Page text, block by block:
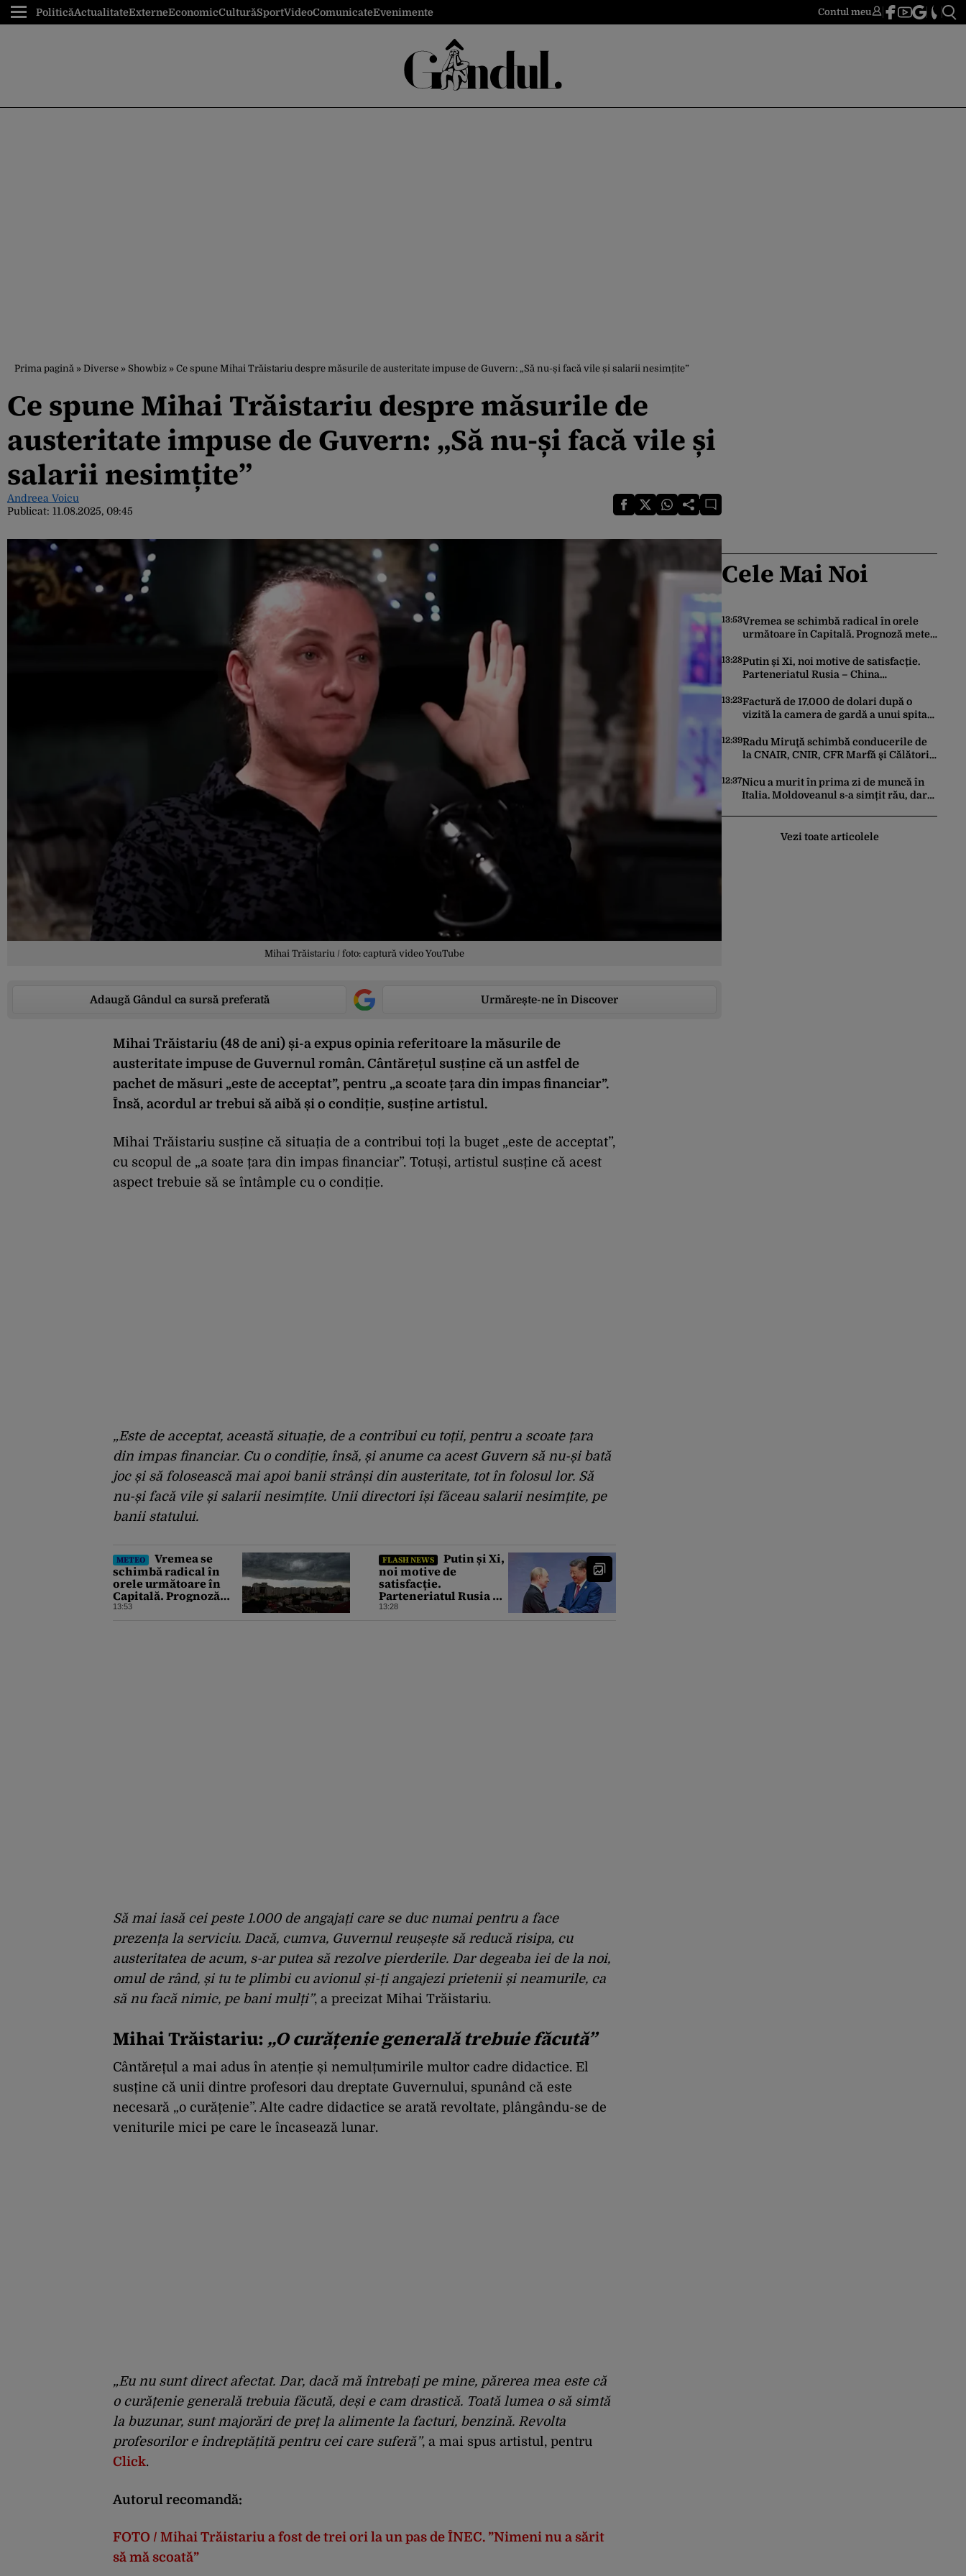
PoliticăActualitateExterneEconomicCulturăSportVideoComunicateEvenimente Contul meu
Prima pagină » Diverse » Showbiz » Ce spune Mihai Trăistariu despre măsurile de austeritate impuse de Guvern: „Să nu-și facă vile și salarii nesimțite”
Ce spune Mihai Trăistariu despre măsurile de
austeritate impuse de Guvern: „Să nu-și facă vile și
salarii nesimțite”
Andreea Voicu
Publicat: 11.08.2025, 09:45
Mihai Trăistariu / foto: captură video YouTube
Adaugă Gândul ca sursă preferată Urmărește-ne în Discover
Mihai Trăistariu (48 de ani) și-a expus opinia referitoare la măsurile de
austeritate impuse de Guvernul român. Cântărețul susține că un astfel de
pachet de măsuri „este de acceptat”, pentru „a scoate țara din impas financiar”.
Însă, acordul ar trebui să aibă și o condiție, susține artistul.
Mihai Trăistariu susține că situația de a contribui toți la buget „este de acceptat”,
cu scopul de „a soate țara din impas financiar”. Totuși, artistul susține că acest
aspect trebuie să se întâmple cu o condiție.
„Este de acceptat, această situație, de a contribui cu toții, pentru a scoate țara
din impas financiar. Cu o condiție, însă, și anume ca acest Guvern să nu-și bată
joc și să folosească mai apoi banii strânși din austeritate, tot în folosul lor. Să
nu-și facă vile și salarii nesimțite. Unii directori își făceau salarii nesimțite, pe
banii statului.
METEO
Vremea se
schimbă radical în
orele următoare în
Capitală. Prognoză
meteo specială pentru
13:53
FLASH NEWS
Putin și Xi,
noi motive de
satisfacție.
Parteneriatul Rusia –
China funcționează la
13:28
Să mai iasă cei peste 1.000 de angajați care se duc numai pentru a face
prezența la serviciu. Dacă, cumva, Guvernul reușește să reducă risipa, cu
austeritatea de acum, s-ar putea să rezolve pierderile. Dar degeaba iei de la noi,
omul de rând, și tu te plimbi cu avionul și-ți angajezi prietenii și neamurile, ca
să nu facă nimic, pe bani mulți”, a precizat Mihai Trăistariu.
Mihai Trăistariu: „O curățenie generală trebuie făcută”
Cântărețul a mai adus în atenție și nemulțumirile multor cadre didactice. El
susține că unii dintre profesori dau dreptate Guvernului, spunând că este
necesară „o curățenie”. Alte cadre didactice se arată revoltate, plângându-se de
veniturile mici pe care le încasează lunar.
„Eu nu sunt direct afectat. Dar, dacă mă întrebați pe mine, părerea mea este că
o curățenie generală trebuia făcută, deși e cam drastică. Toată lumea o să simtă
la buzunar, sunt majorări de preț la alimente la facturi, benzină. Revolta
profesorilor e îndreptățită pentru cei care suferă”, a mai spus artistul, pentru
Click.
Autorul recomandă:
FOTO / Mihai Trăistariu a fost de trei ori la un pas de ÎNEC. ”Nimeni nu a sărit
să mă scoată”
Cele Mai Noi
13:53Vremea se schimbă radical în orele
următoare în Capitală. Prognoză meteo
13:28Putin și Xi, noi motive de satisfacție.
Parteneriatul Rusia – China
schimburile comerciale ating niveluri
record
13:23Factură de 17.000 de dolari după o
vizită la camera de gardă a unui spital
româncă
12:39Radu Miruţă schimbă conducerile de
la CNAIR, CNIR, CFR Marfă şi Călători
12:37Nicu a murit în prima zi de muncă în
Italia. Moldoveanul s-a simțit rău, dar
Vezi toate articolele